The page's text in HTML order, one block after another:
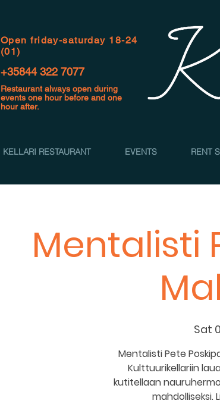
Open friday-saturday 18-24
(01)
+35844 322 7077
Restaurant always open during
events one hour before and one
hour after.
KELLARI RESTAURANT EVENTS RENT
Mentalisti
Sat
Mentalisti Pete
Kulttuurikellariin
kutitellaan
mahdolliseksi.